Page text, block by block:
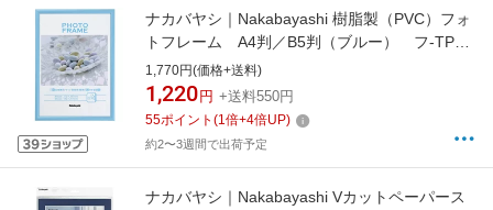
ナカバヤシ｜Nakabayashi 樹脂製（PVC）フォ
トフレーム A4判／B5判（ブルー） フ-TPS-
401-B[フTPS401B]
1,770円(価格+送料)
1,220 円 +送料550円
55ポイント (1倍+4倍UP)
約2〜3週間で出荷予定
ナカバヤシ｜Nakabayashi Vカットペーパース